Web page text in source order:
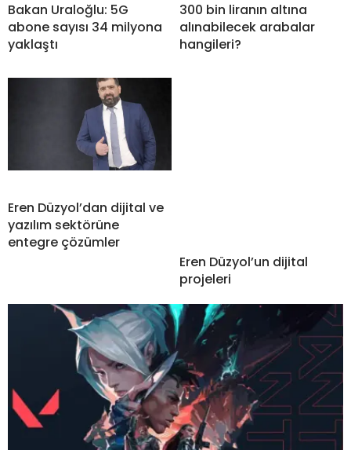
Bakan Uraloğlu: 5G
abone sayısı 34 milyona
yaklaştı
300 bin liranın altına
alınabilecek arabalar
hangileri?
Eren Düzyol’dan dijital ve
yazılım sektörüne
entegre çözümler
Eren Düzyol’un dijital
projeleri